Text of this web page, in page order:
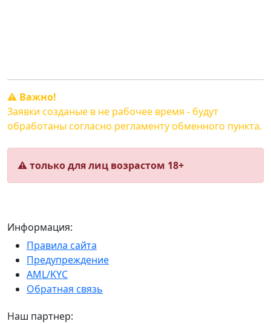
⚠️ Важно!
Заявки созданые в не рабочее время - будут
обработаны согласно регламенту обменного пункта.
⚠️ только для лиц возрастом 18+
Информация:
Правила сайта
Предупреждение
AML/KYC
Обратная связь
Наш партнер: